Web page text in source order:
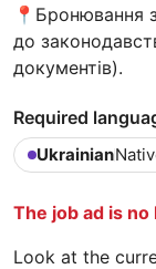
📍Бронювання
до
документів).
Required
Ukrainian
The job ad is
Look at the